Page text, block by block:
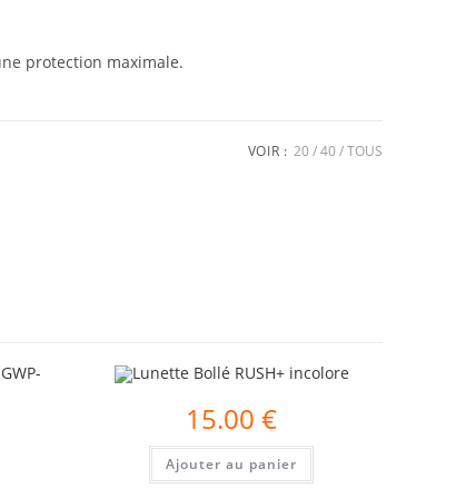
protection maximale.
VOIR : 20 40 TOUS
15.00 €
Ajouter au panier